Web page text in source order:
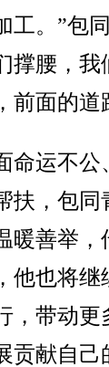
工。”包
撑腰，
前面的道
运不公
扶，包
暖善举
他也将
，带动
贡献自己